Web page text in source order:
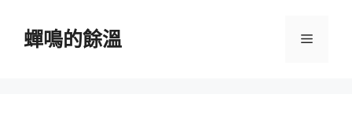
蟬鳴的餘溫 選